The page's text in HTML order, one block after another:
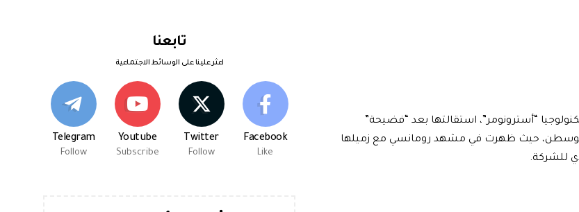
“أسترونومر”، استقالتها بعد “فضيحة”
في بوسطن، حيث ظهرت في مشهد رومانسي مع زميلها
للشركة.
تابعنا
اعثر علينا على الوسائط الاجتماعية
Facebook
Like
Twitter
Follow
Youtube
Subscribe
Telegram
Follow